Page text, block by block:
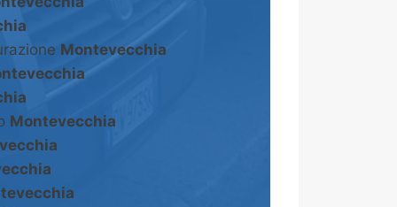
Montevecchia
Montevecchia